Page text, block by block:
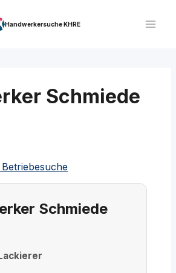
Handwerkersuche KHRE
Schmiede
Schmiede